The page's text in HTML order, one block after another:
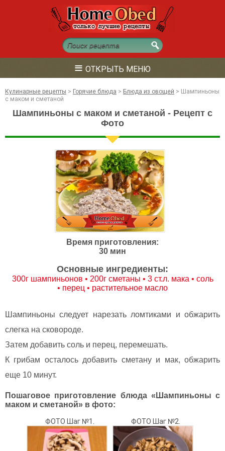
≡ ОТКРЫТЬ МЕНЮ
Кулинарные рецепты > Горячие блюда > Блюда из овощей > Шампиньоны
с маком и сметаной
Шампиньоны с маком и сметаной - Рецепт с
Фото
Время приготовления:
30 мин
Основные ингредиенты:
300г шампиньонов • 200г сметаны • 3 ст.л. мака • соль
• перец • растительное масло
Шампиньоны следует нарезать ломтиками и обжарить
слегка на сковороде.
Затем добавить соль и перец, перемешать.
К грибам осталось добавить сметану и мак, обжарить
еще 10 минут.
Пошаговое приготовление блюда «Шампиньоны с
маком и сметаной» в фото:
ФОТО Шаг №1. ФОТО Шаг №2.